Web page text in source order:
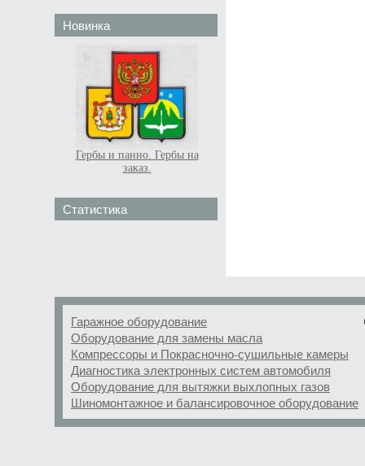
Новинка
Гербы и панно. Гербы на
заказ.
Статистика
Гаражное оборудование
Оборудование для замены масла
Компрессоры и Покрасночно-сушильные камеры
Диагностика электронных систем автомобиля
Оборудование для вытяжки выхлопных газов
Шиномонтажное и балансировочное оборудование